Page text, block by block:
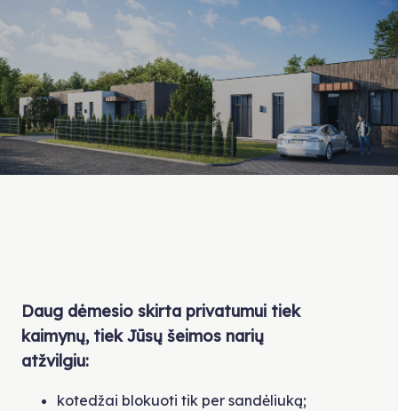
Daug dėmesio skirta privatumui tiek
kaimynų, tiek Jūsų šeimos narių
atžvilgiu:
kotedžai blokuoti tik per sandėliuką;